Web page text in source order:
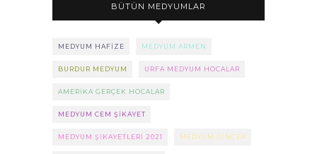
BÜTÜN MEDYUMLAR
MEDYUM HAFIZE MEDYUM ARMEN
BURDUR MEDYUM URFA MEDYUM HOCALAR
AMERIKA GERÇEK HOCALAR
MEDYUM CEM ŞIKAYET
MEDYUM ŞIKAYETLERI 2021 MEDYUM DINÇER